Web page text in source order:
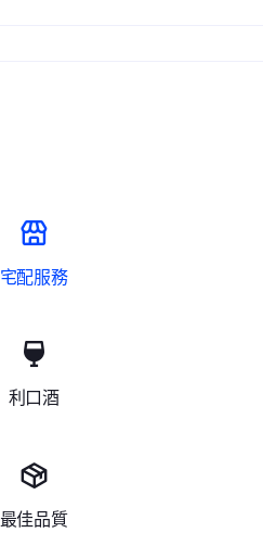
宅配服務
利口酒
最佳品質